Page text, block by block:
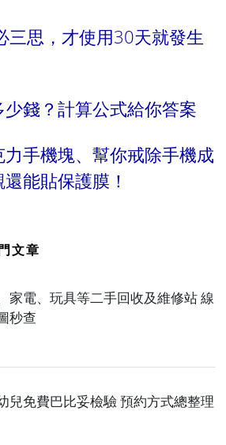
三思，才使用30天就發生
錢？計算公式給你答案
手機塊、幫你戒除手機成
能貼保護膜！
文章
家電、玩具等二手回收及維修站 線
秒查
兒免費巴比妥檢驗 預約方式總整理